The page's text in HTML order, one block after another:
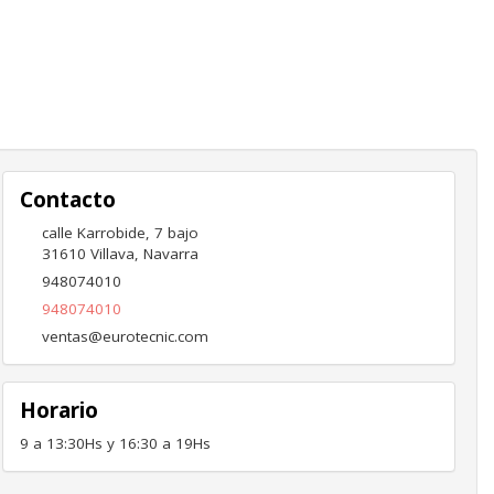
Contacto
calle Karrobide, 7 bajo
31610 Villava Navarra
948074010
948074010
ventas@eurotecnic.com
Horario
9 a 13:30Hs y 16:30 a 19Hs